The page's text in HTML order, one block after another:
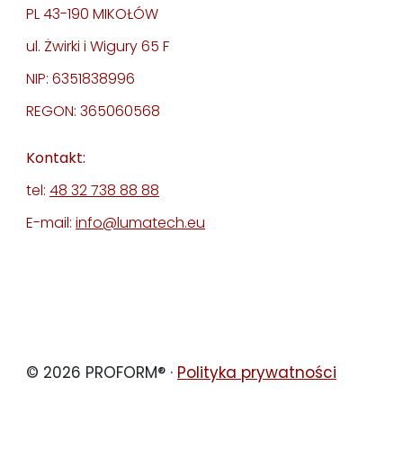
PL 43-190 MIKOŁÓW
ul. Żwirki i Wigury 65 F
NIP: 6351838996
REGON: 365060568
Kontakt:
tel: 48 32 738 88 88
E-mail: info@lumatech.eu
© 2026 PROFORM® · Polityka prywatności